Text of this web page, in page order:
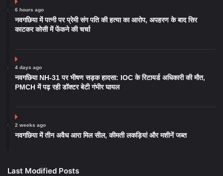
6 hours ago
नवगछिया में पत्नी पर प्रेमी संग पति की हत्या का आरोप, अपहरण के बाद सिर
काटकर कोसी में फेंकने की चर्चा
4 days ago
नवगछिया NH-31 पर भीषण सड़क हादसा: IOC के रिटायर्ड अधिकारी की मौत,
PMCH में पढ़ रही डॉक्टर बेटी गंभीर घायल
2 weeks ago
नवगछिया में तीन अवैध आरा मिल सील, कीमती लकड़ियां और मशीनें जब्त
Last Modified Posts